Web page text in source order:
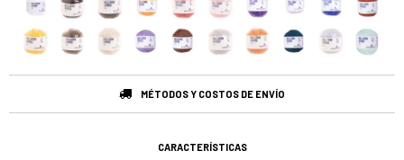
MÉTODOS Y COSTOS DE ENVÍO
CARACTERÍSTICAS